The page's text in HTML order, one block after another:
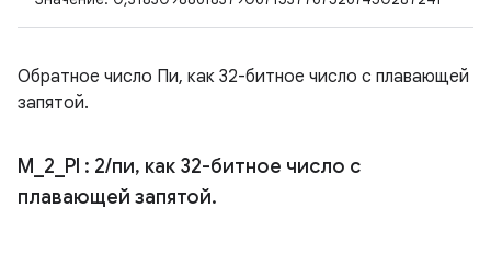
Обратное число Пи, как 32-битное число с плавающей
запятой.
M 2 PI : 2/пи, как 32-битное число с
плавающей запятой.